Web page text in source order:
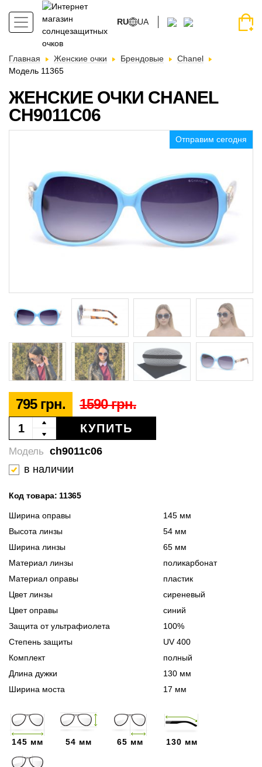
RU UA
Главная Женские очки Брендовые
Chanel
Модель 11365
ЖЕНСКИЕ ОЧКИ CHANEL
CH9011C06
Отправим сегодня
795 грн. 1590 грн.
КУПИТЬ
ch9011c06
Модель
в наличии
Код товара: 11365
Ширина оправы
145 мм
Высота линзы
54 мм
Ширина линзы
65 мм
Материал линзы
поликарбонат
Материал оправы
пластик
Цвет линзы
сиреневый
Цвет оправы
синий
Защита от ультрафиолета
100%
Степень защиты
UV 400
Комплект
полный
Длина дужки
130 мм
Ширина моста
17 мм
145 мм 54 мм 65 мм 130 мм